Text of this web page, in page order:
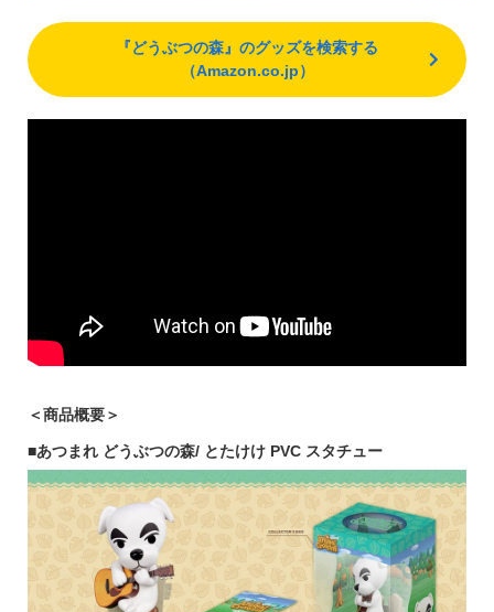
『どうぶつの森』のグッズを検索する
（Amazon.co.jp）
＜商品概要＞
■あつまれ どうぶつの森/ とたけけ PVC スタチュー